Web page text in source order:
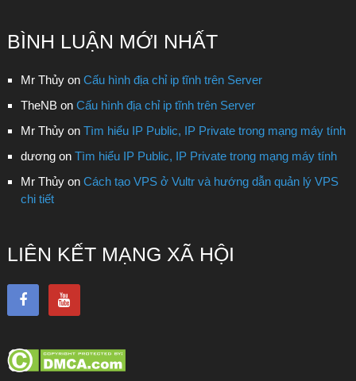
BÌNH LUẬN MỚI NHẤT
Mr Thủyon Cấu hình địa chỉ ip tĩnh trên Server
TheNBon Cấu hình địa chỉ ip tĩnh trên Server
Mr Thủyon Tìm hiểu IP Public, IP Private trong mạng máy tính
dươngon Tìm hiểu IP Public, IP Private trong mạng máy tính
Mr Thủyon Cách tạo VPS ở Vultr và hướng dẫn quản lý VPS
chi tiết
LIÊN KẾT MẠNG XÃ HỘI